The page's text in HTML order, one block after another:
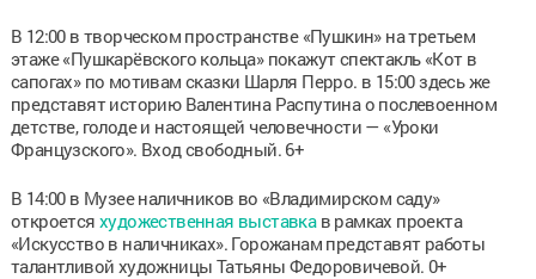
В 12:00 в творческом пространстве «Пушкин» на третьем
этаже «Пушкарёвского кольца» покажут спектакль «Кот в
сапогах» по мотивам сказки Шарля Перро. в 15:00 здесь же
представят историю Валентина Распутина о послевоенном
детстве, голоде и настоящей человечности — «Уроки
Французского». Вход свободный. 6+
В 14:00 в Музее наличников во «Владимирском саду»
откроется художественная выставкав рамках проекта
«Искусство в наличниках». Горожанам представят работы
талантливой художницы Татьяны Федоровичевой. 0+